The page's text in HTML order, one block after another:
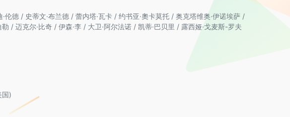
伦德 / 史蒂文·布兰德 / 蕾内塔·瓦卡 / 约书亚·奧卡莫托 / 奥克塔维奥·伊诺埃萨 /
/ 迈克尔·比奇 / 伊森·李 / 大卫·阿尔法诺 / 凯蒂·巴贝里 / 露西娅·戈麦斯-罗夫
)